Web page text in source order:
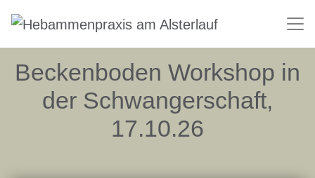
Beckenboden Workshop in
der Schwangerschaft,
17.10.26